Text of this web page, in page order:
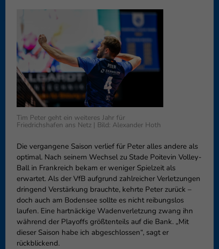
Tim Peter geht ein weiteres Jahr für
Friedrichshafen ans Netz | Bild: Alexander Hoth
Die vergangene Saison verlief für Peter alles andere als
optimal. Nach seinem Wechsel zu Stade Poitevin Volley-
Ball in Frankreich bekam er weniger Spielzeit als
erwartet. Als der VfB aufgrund zahlreicher Verletzungen
dringend Verstärkung brauchte, kehrte Peter zurück –
doch auch am Bodensee sollte es nicht reibungslos
laufen. Eine hartnäckige Wadenverletzung zwang ihn
während der Playoffs größtenteils auf die Bank. „Mit
dieser Saison habe ich abgeschlossen“, sagt er
rückblickend.
können Ihre Einwilligung zu ganzen Kategorien geben oder sich
weitere Informationen anzeigen lassen und so nur bestimmte
Cookies auswählen.
Speichern Nur essenzielle Cookies akzeptieren
Zurück
Datenschutzeinstellungen
Essenziell (1)
Essenzielle Cookies ermöglichen grundlegende Funktionen und sind für
Cookie-Informationen anzeigen
Externe Medien (6)
Inhalte von Videoplattformen und Social-Media-Plattformen werden
standardmäßig blockiert. Wenn Cookies von externen Medien akzeptiert
werden, bedarf der Zugriff auf diese Inhalte keiner manuellen
Einwilligung mehr.
Cookie-Informationen anzeigen
Datenschutzerklärung